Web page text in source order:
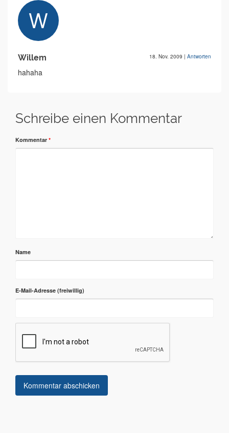
Willem 18. Nov. 2009 | Antworten
hahaha
Schreibe einen Kommentar
Kommentar *
Name
E-Mail-Adresse